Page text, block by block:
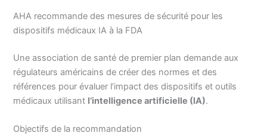
AHA recommande des mesures de sécurité pour les
dispositifs médicaux IA à la FDA
Une association de santé de premier plan demande aux
régulateurs américains de créer des normes et des
références pour évaluer l’impact des dispositifs et outils
médicaux utilisant l’intelligence artificielle (IA).
Objectifs de la recommandation